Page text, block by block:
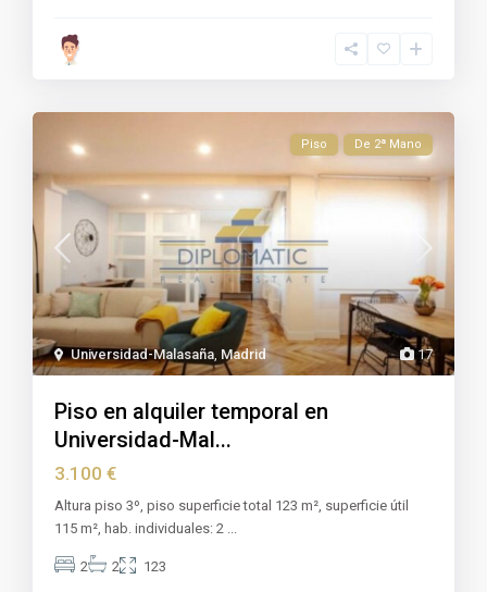
17
Universidad-Malasaña, Madrid
Piso De 2ª Mano
Piso en alquiler temporal en
Universidad-Mal...
3.100 €
Altura piso 3º, piso superficie total 123 m², superficie útil
115 m², hab. individuales: 2 ...
2 2 123